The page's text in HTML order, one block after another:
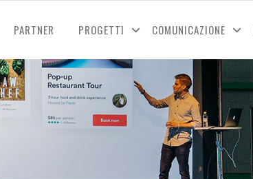
PARTNER PROGETTI COMUNICAZIONE